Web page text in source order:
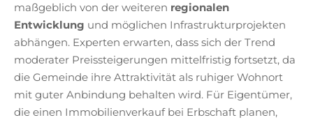
maßgeblich von der weiteren regionalen
Entwicklung und möglichen Infrastrukturprojekten
abhängen. Experten erwarten, dass sich der Trend
moderater Preissteigerungen mittelfristig fortsetzt, da
die Gemeinde ihre Attraktivität als ruhiger Wohnort
mit guter Anbindung behalten wird. Für Eigentümer,
die einen Immobilienverkauf bei Erbschaft planen,